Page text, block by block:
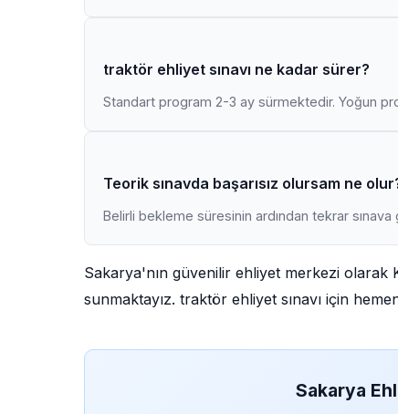
traktör ehliyet sınavı ne kadar sürer?
Standart program 2-3 ay sürmektedir. Yoğun
Teorik sınavda başarısız olursam ne
Belirli bekleme süresinin ardından tekrar
Sakarya'nın güvenilir ehliyet merkezi olarak
sunmaktayız. traktör ehliyet sınavı için
Sakarya